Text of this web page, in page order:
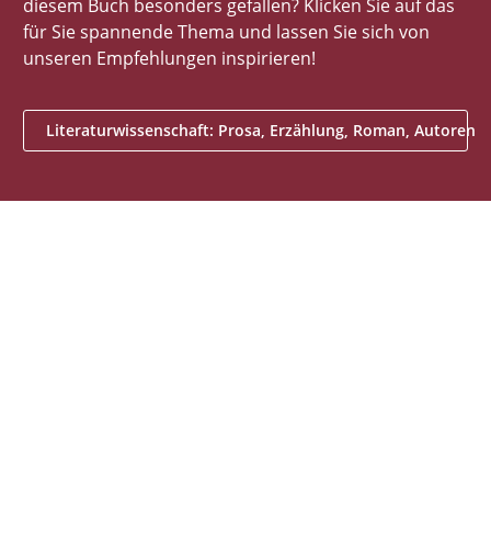
diesem Buch besonders gefallen? Klicken Sie auf das
für Sie spannende Thema und lassen Sie sich von
unseren Empfehlungen inspirieren!
Literaturwissenschaft: Prosa, Erzählung, Roman, Autoren